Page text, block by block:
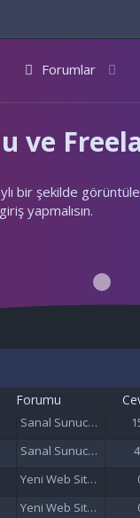
Forumlar
ve
bir şekilde
yapmalısın.
Forumu
Sanal Sunucu (VDS/VPS)
Sanal Sunucu (VDS/VPS)
Yeni Web Siteleri - Site Tanıtımı
Yeni Web Siteleri - Site Tanıtımı